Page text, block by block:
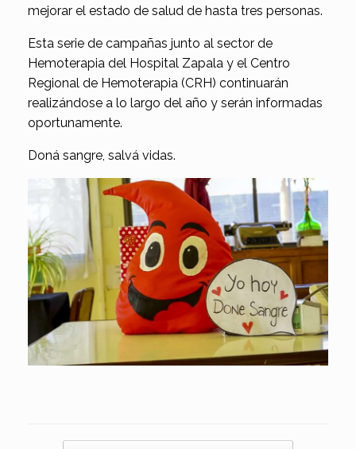
mejorar el estado de salud de hasta tres personas.
Esta serie de campañas junto al sector de
Hemoterapia del Hospital Zapala y el Centro
Regional de Hemoterapia (CRH) continuarán
realizándose a lo largo del año y serán informadas
oportunamente.
Doná sangre, salvá vidas.